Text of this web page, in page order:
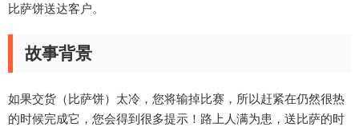
比萨饼送达客户。
故事背景
如果交货（比萨饼）太冷，您将输掉比赛，所以赶紧在仍然很热
的时候完成它，您会得到很多提示！路上人满为患，送比萨的时